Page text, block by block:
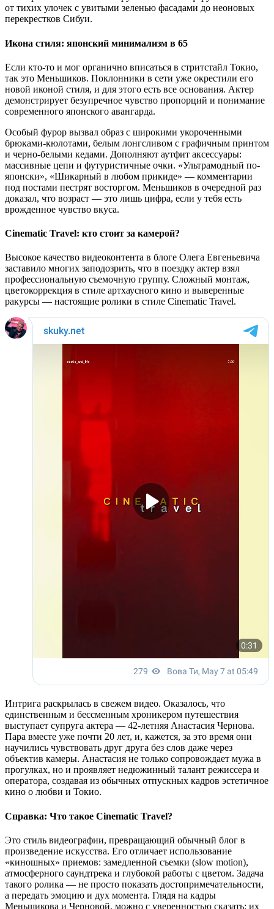
от тихих улочек с увитыми зеленью фасадами до неоновых
перекрестков Сибуи.
Икона стиля: японский минимализм в 65
Если кто-то и мог органично вписаться в стритстайл Токио,
так это Меньшиков. Поклонники в сети уже окрестили его
новой иконой стиля, и для этого есть все основания. Актер
демонстрирует безупречное чувство пропорций и понимание
современного японского авангарда.
Особый фурор вызвал образ с широкими укороченными
брюками-кюлотами, белым лонгсливом с графичным принтом
и черно-белыми кедами. Дополняют аутфит аксессуары:
массивные цепи и футуристичные очки. «Ультрамодный по-
японски», «Шикарный в любом прикиде» — комментарии
под постами пестрят восторгом. Меньшиков в очередной раз
доказал, что возраст — это лишь цифра, если у тебя есть
врожденное чувство вкуса.
Cinematic Travel: кто стоит за камерой?
Высокое качество видеоконтента в блоге Олега Евгеньевича
заставило многих заподозрить, что в поездку актер взял
профессиональную съемочную группу. Сложный монтаж,
цветокоррекция в стиле артхаусного кино и выверенные
ракурсы — настоящие ролики в стиле Cinematic Travel.
Интрига раскрылась в свежем видео. Оказалось, что
единственным и бессменным хроникером путешествия
выступает супруга актера — 42-летняя Анастасия Чернова.
Пара вместе уже почти 20 лет, и, кажется, за это время они
научились чувствовать друг друга без слов даже через
объектив камеры. Анастасия не только сопровождает мужа в
прогулках, но и проявляет недюжинный талант режиссера и
оператора, создавая из обычных отпускных кадров эстетичное
кино о любви и Токио.
Справка: Что такое Cinematic Travel?
Это стиль видеографии, превращающий обычный блог в
произведение искусства. Его отличает использование
«киношных» приемов: замедленной съемки (slow motion),
атмосферного саундтрека и глубокой работы с цветом. Задача
такого ролика — не просто показать достопримечательности,
а передать эмоцию и дух момента. Глядя на кадры
Меньшикова и Черновой, можно с уверенностью сказать: их